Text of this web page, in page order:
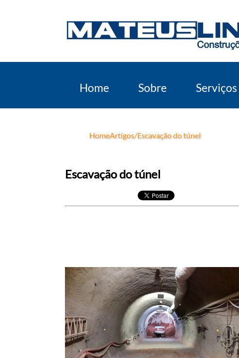
Home Sobre Serviços
HomeArtigos/Escavação do túnel
Escavação do túnel